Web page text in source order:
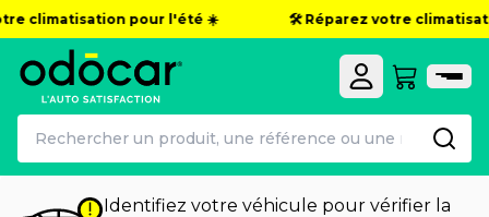
climatisation pour l'été ☀️ 🛠️ Réparez votre
Identifiez votre véhicule pour vérifier la